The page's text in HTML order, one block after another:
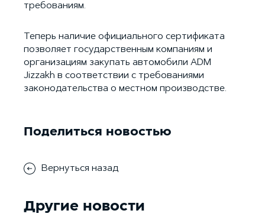
требованиям.
Теперь наличие официального сертификата
позволяет государственным компаниям и
организациям закупать автомобили ADM
Jizzakh в соответствии с требованиями
законодательства о местном производстве.
Поделиться новостью
Вернуться назад
Другие новости